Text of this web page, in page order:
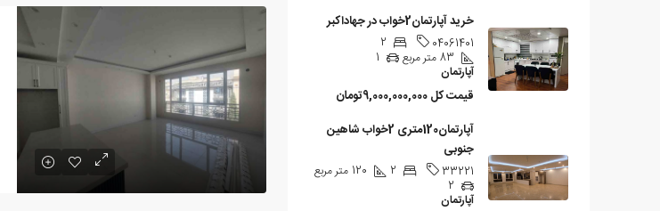
خرید آپارتمان2خواب در جهاداکبر
04061401
2
83 متر مربع
1
آپارتمان
قیمت کل
آپارتمان120متری 2خواب شاهین
جنوبی
33221
2
120 متر مربع
2
آپارتمان